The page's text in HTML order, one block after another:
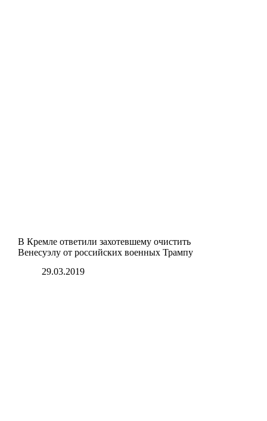
В Кремле ответили захотевшему очистить
Венесуэлу от российских военных Трампу
29.03.2019